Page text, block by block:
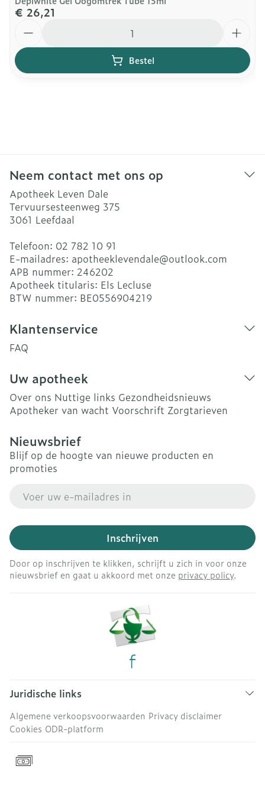
€ 26,21
Bestel
Neem contact met ons op
Apotheek Leven Dale
Tervuursesteenweg 375
3061 Leefdaal
Telefoon: 02 782 10 91
E-mailadres: apotheeklevendale@outlook.com
APB nummer: 246202
Apotheek titularis: Els Lecluse
BTW nummer: BE0556904219
Klantenservice
FAQ
Uw apotheek
Over ons Nuttige links Gezondheidsnieuws
Apotheker van wacht Voorschrift Zorgtarieven
Nieuwsbrief
Blijf op de hoogte van nieuwe producten en
promoties
Inschrijven
Door op inschrijven te klikken, schrijft u zich in voor onze
nieuwsbrief en gaat u akkoord met onze privacy policy.
Juridische links
Algemene verkoopsvoorwaarden Privacy disclaimer
Cookies ODR-platform